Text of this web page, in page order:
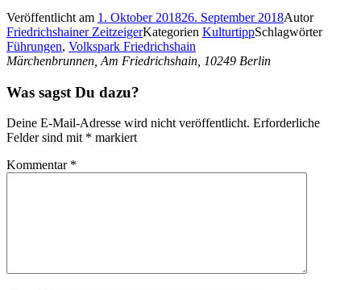
Veröffentlicht am 1. Oktober 201826. September 2018Autor
Friedrichshainer ZeitzeigerKategorien KulturtippSchlagwörter
Führungen, Volkspark Friedrichshain
Märchenbrunnen, Am Friedrichshain, 10249 Berlin
Was sagst Du dazu?
Deine E-Mail-Adresse wird nicht veröffentlicht. Erforderliche
Felder sind mit * markiert
Kommentar *